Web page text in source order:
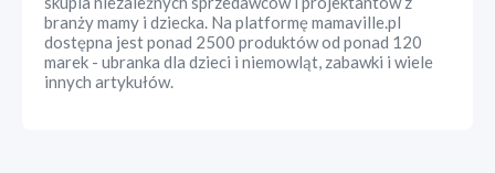
branży mamy i dziecka. Na platformę mamaville.pl
dostępna jest ponad 2500 produktów od ponad 120
marek - ubranka dla dzieci i niemowląt, zabawki i wiele
innych artykułów.